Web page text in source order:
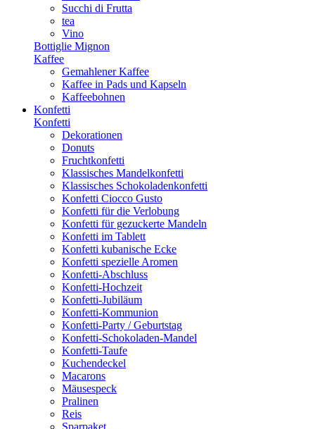
Succhi di Frutta
tea
Vino
Bottiglie Mignon
Kaffee
Gemahlener Kaffee
Kaffee in Pads und Kapseln
Kaffeebohnen
Konfetti
Konfetti
Dekorationen
Donuts
Fruchtkonfetti
Klassisches Mandelkonfetti
Klassisches Schokoladenkonfetti
Konfetti Ciocco Gusto
Konfetti für die Verlobung
Konfetti für gezuckerte Mandeln
Konfetti im Tablett
Konfetti kubanische Ecke
Konfetti spezielle Aromen
Konfetti-Abschluss
Konfetti-Hochzeit
Konfetti-Jubiläum
Konfetti-Kommunion
Konfetti-Party / Geburtstag
Konfetti-Schokoladen-Mandel
Konfetti-Taufe
Kuchendeckel
Macarons
Mäusespeck
Pralinen
Reis
Sparpaket